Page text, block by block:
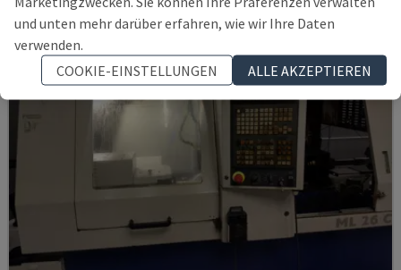
und unten mehr darüber erfahren, wie wir Ihre Daten
verwenden.
COOKIE-EINSTELLUNGEN
ALLE AKZEPTIEREN